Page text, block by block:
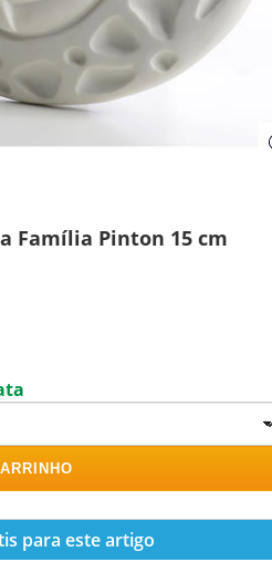
Família Pinton 15 cm
para este artigo